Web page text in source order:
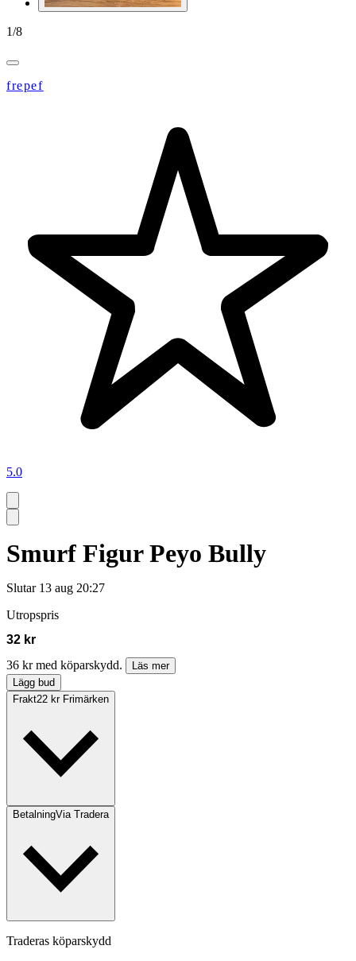
1/8
frepef
5.0
Smurf Figur Peyo Bully
Slutar 13 aug 20:27
Utropspris
32 kr
36 kr med köparskydd.
Läs mer
Lägg bud
Frakt22 kr Frimärken
BetalningVia Tradera
Traderas köparskydd